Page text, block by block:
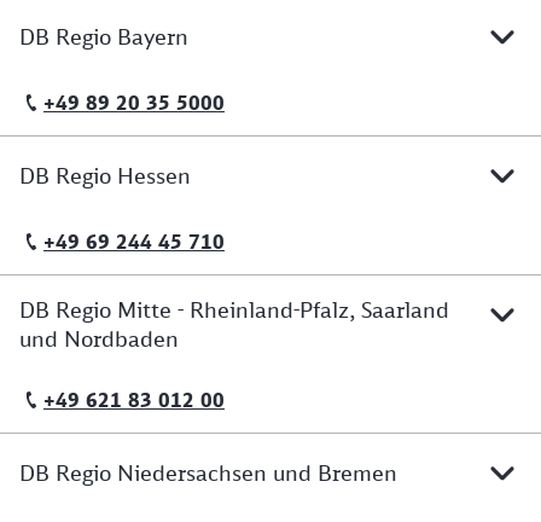
DB Regio Bayern
Telefonische Erreichbarkeit
+49 89 20 35 5000
DB Regio Hessen
Telefonische Erreichbarkeit
+49 69 244 45 710
DB Regio Mitte - Rheinland-Pfalz, Saarland
und Nordbaden
Telefonische Erreichbarkeit
+49 621 83 012 00
DB Regio Niedersachsen und Bremen